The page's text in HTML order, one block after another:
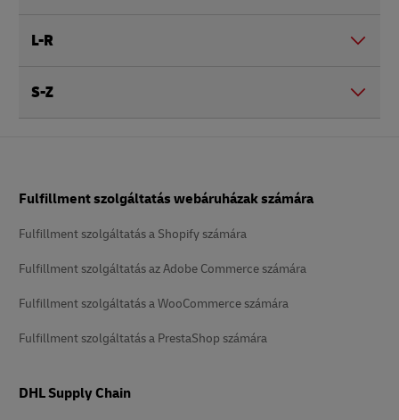
L-R
S-Z
Fulfillment szolgáltatás webáruházak számára
Fulfillment szolgáltatás a Shopify számára
Fulfillment szolgáltatás az Adobe Commerce számára
Fulfillment szolgáltatás a WooCommerce számára
Fulfillment szolgáltatás a PrestaShop számára
DHL Supply Chain